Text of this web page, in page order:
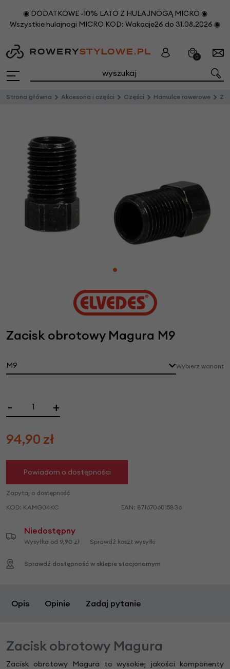
◉ DODATKOWE -10% LATO Z HULAJNOGĄ MICRO ◉
Wszystkie hulajnogi MICRO KOD: Wakacje26 do 31.08.2026 ◉
0
Strona główna Akcesoria i części Części Hamulce rowerowe
Zacisk obrotowy Magura M9
M9 Wybierz wariant
- +
94,90 zł
Powiadom o dostępności
Zapytaj o dostępność
KOD: KAMG04KC EAN: 8716706015836
Niedostępny
Wysyłka od 9,90 zł Sprawdź koszt wysyłki
Sprawdź dostępność w sklepie stacjonarnym
Opis Opinie Zadaj pytanie
Zacisk obrotowy Magura
Zacisk obrotowy Magura to wysokiej jakości komponenty